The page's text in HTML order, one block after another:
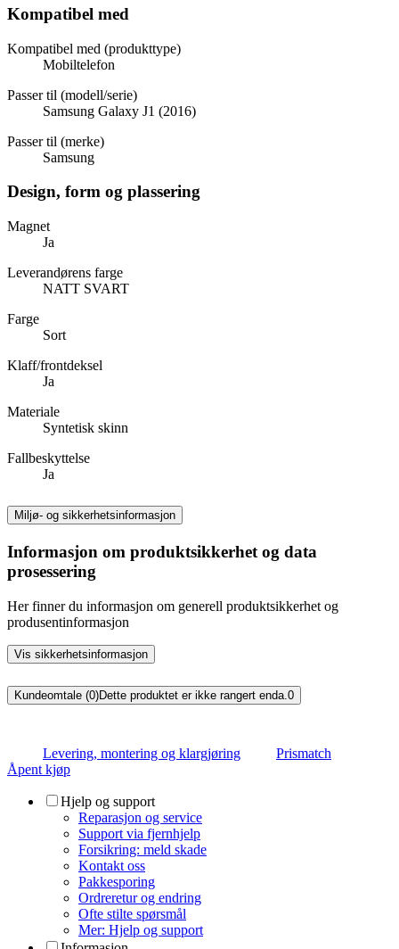
Kompatibel med
Kompatibel med (produkttype)
Mobiltelefon
Passer til (modell/serie)
Samsung Galaxy J1 (2016)
Passer til (merke)
Samsung
Design, form og plassering
Magnet
Ja
Leverandørens farge
NATT SVART
Farge
Sort
Klaff/frontdeksel
Ja
Materiale
Syntetisk skinn
Fallbeskyttelse
Ja
Miljø- og sikkerhetsinformasjon
Informasjon om produktsikkerhet og data
prosessering
Her finner du informasjon om generell produktsikkerhet og
produsentinformasjon
Vis sikkerhetsinformasjon
Kundeomtale (0)Dette produktet er ikke rangert enda.0
Levering, montering og klargjøring
Prismatch
Åpent kjøp
Hjelp og support
Reparasjon og service
Support via fjernhjelp
Forsikring: meld skade
Kontakt oss
Pakkesporing
Ordreretur og endring
Ofte stilte spørsmål
Mer: Hjelp og support